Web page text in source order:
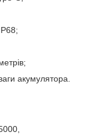
акумулятора.